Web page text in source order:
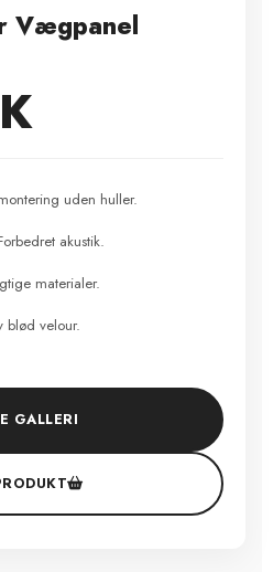
Vægpanel
uden huller.
akustik.
materialer.
blød velour.
GALLERI